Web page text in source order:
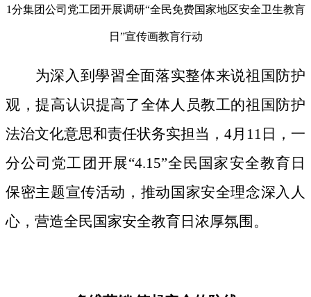
1分集团公司党工团开展调研“全民免费国家地区安全卫生教肓
日”宣传画教肓行动
为深入到學習全面落实整体来说祖国防护
观，提高认识提高了全体人员教工的祖国防护
法治文化意思和责任状务实担当，4月11日，一
分公司党工团开展“4.15”全民国家安全教育日
保密主题宣传活动，推动国家安全理念深入人
心，营造全民国家安全教育日浓厚氛围。